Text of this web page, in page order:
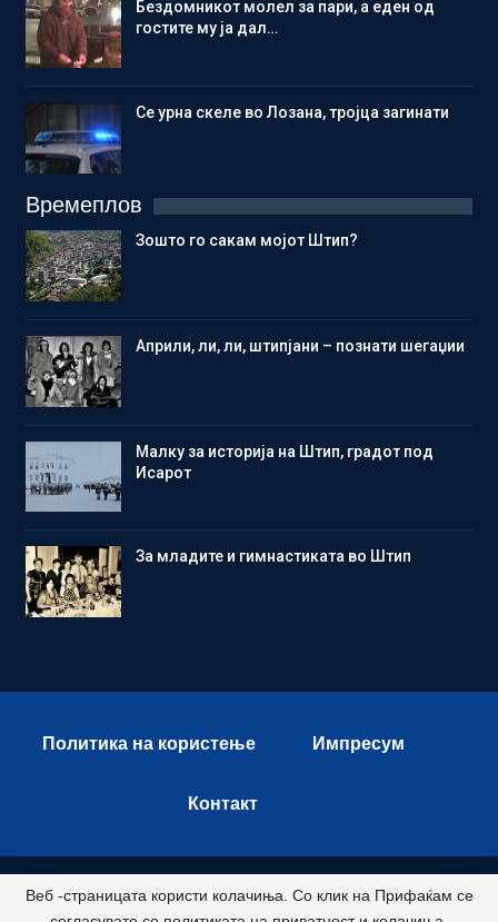
Бездомникот молел за пари, а еден од
гостите му ја дал…
Се урна скеле во Лозана, тројца загинати
Времеплов
Зошто го сакам мојот Штип?
Aприли, ли, ли, штипјани – познати шегаџии
Малку за историја на Штип, градот под
Исарот
Зa младите и гимнастиката во Штип
Политика на користење Импресум
Контакт
© 2026 - Istok Press. All Rights Reserved.
Веб -страницата користи колачиња. Со клик на Прифаќам се